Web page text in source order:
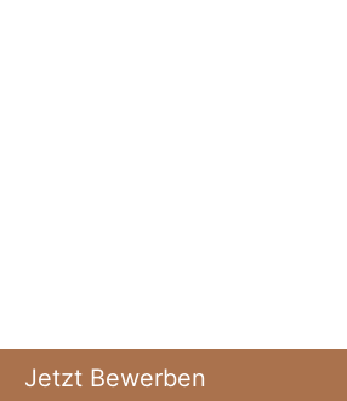
Jetzt Bewerben